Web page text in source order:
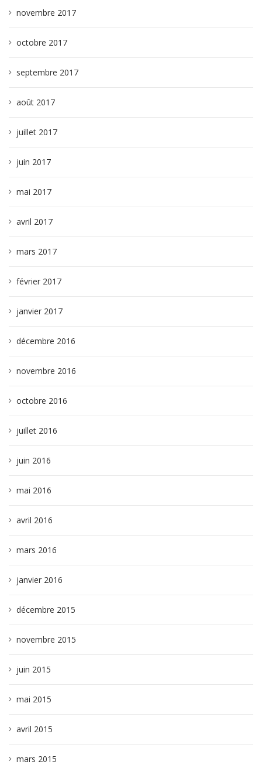
novembre 2017
octobre 2017
septembre 2017
août 2017
juillet 2017
juin 2017
mai 2017
avril 2017
mars 2017
février 2017
janvier 2017
décembre 2016
novembre 2016
octobre 2016
juillet 2016
juin 2016
mai 2016
avril 2016
mars 2016
janvier 2016
décembre 2015
novembre 2015
juin 2015
mai 2015
avril 2015
mars 2015